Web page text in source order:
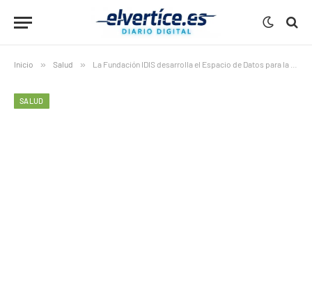
Inicio » Salud » La Fundación IDIS desarrolla el Espacio de Datos para la Sanidad Privada
SALUD